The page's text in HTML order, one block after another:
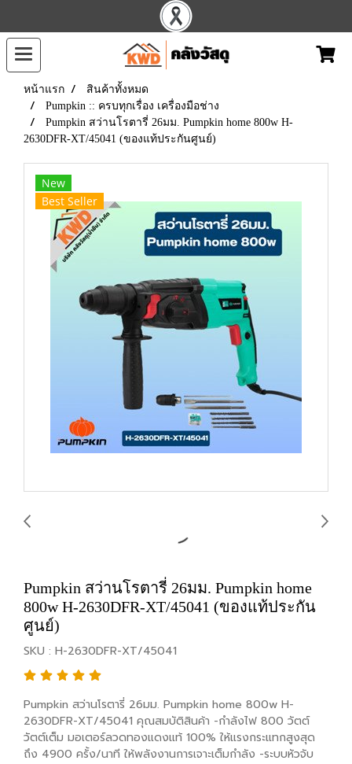
หน้าแรก
สินค้าทั้งหมด
Pumpkin :: ครบทุกเรื่อง เครื่องมือช่าง
Pumpkin สว่านโรตารี่ 26มม. Pumpkin home 800w H-
2630DFR-XT/45041 (ของแท้ประกันศูนย์)
New
Best Seller
Pumpkin สว่านโรตารี่ 26มม. Pumpkin home
800w H-2630DFR-XT/45041 (ของแท้ประกัน
ศูนย์)
SKU : H-2630DFR-XT/45041
Pumpkin สว่านโรตารี่ 26มม. Pumpkin home 800w H-
2630DFR-XT/45041 คุณสมบัติสินค้า -กำลังไฟ 800 วัตต์
วัตต์เต็ม มอเตอร์ลวดทองแดงแท้ 100% ให้แรงกระแทกสูงสุด
ถึง 4900 ครั้ง/นาที ให้พลังงานการเจาะเต็มกำลัง -ระบบหัวจับ